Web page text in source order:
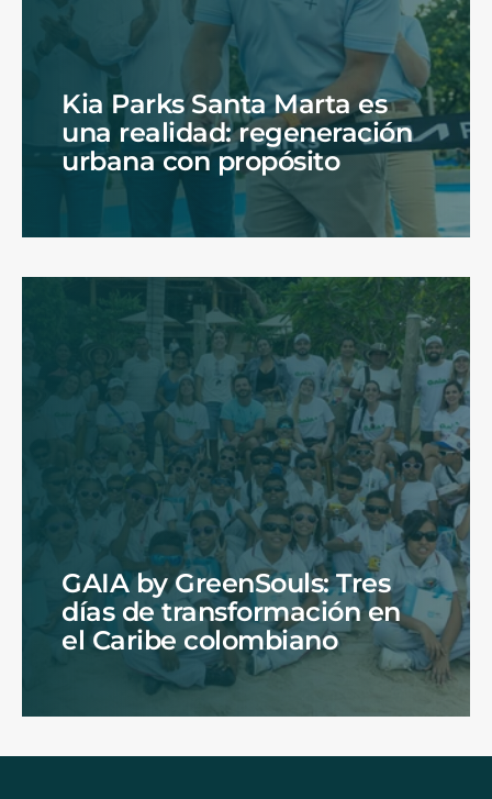
Kia Parks Santa Marta es
una realidad: regeneración
urbana con propósito
GAIA by GreenSouls: Tres
días de transformación en
el Caribe colombiano